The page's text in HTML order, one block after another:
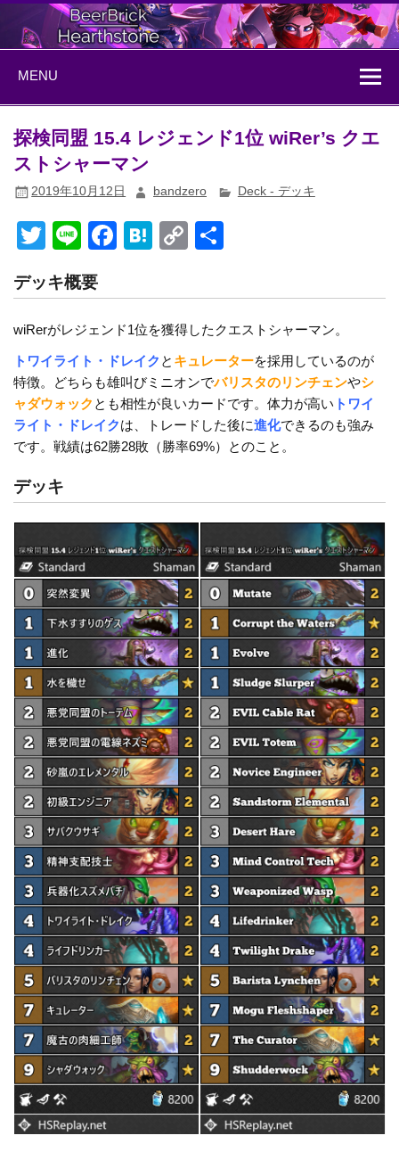
Skip
content
BeerBrick
Hearthstone
MENU
探検同盟 15.4 レジェンド1位 wiRer’s クエ
ストシャーマン
2019年10月12日 bandzero Deck - デッキ
T
tt
er
Li
e
F
c
e
b
o
o
k
H
e
n
a
C
p
y
Li
n
k
デッキ概要
wiRerがレジェンド1位を獲得したクエストシャーマン。
トワイライト・ドレイク と キュレーターを採用しているのが
特徴。どちらも雄叫びミニオンでバリスタのリンチェンやシ
ャダウォック とも相性が良いカードです。体力が高い トワイ
ライト・ドレイクは、トレードした後に進化できるのも強み
です。戦績は62勝28敗（勝率69%）とのこと。
デッキ